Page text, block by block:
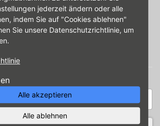
jederzeit ändern oder alle
indem Sie auf "Cookies ablehnen"
Sie unsere Datenschutzrichtlinie, um
Alle akzeptieren
Alle ablehnen
Neues Passwort anfordern
E-Mail-Adresse